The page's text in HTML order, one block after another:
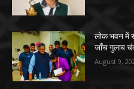
लोक भवन में
जाँच गुलाब
August 9,